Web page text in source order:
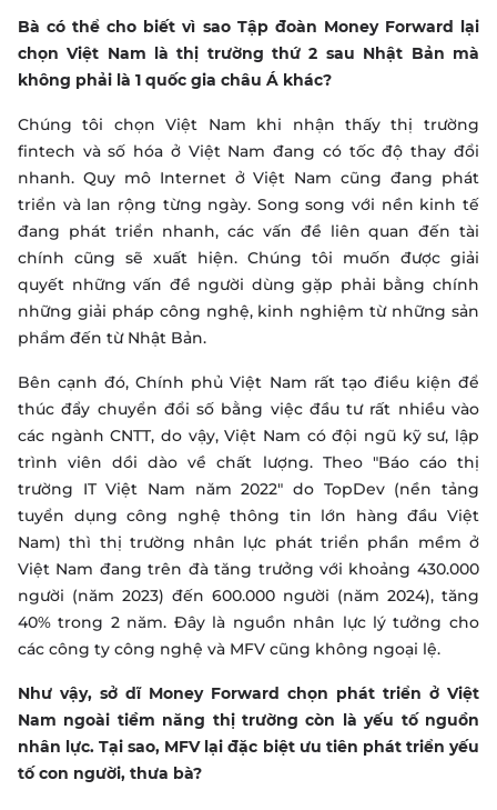
Bà có thể cho biết vì sao Tập đoàn Money Forward lại
chọn Việt Nam là thị trường thứ 2 sau Nhật Bản mà
không phải là 1 quốc gia châu Á khác?
Chúng tôi chọn Việt Nam khi nhận thấy thị trường
fintech và số hóa ở Việt Nam đang có tốc độ thay đổi
nhanh. Quy mô Internet ở Việt Nam cũng đang phát
triển và lan rộng từng ngày. Song song với nền kinh tế
đang phát triển nhanh, các vấn đề liên quan đến tài
chính cũng sẽ xuất hiện. Chúng tôi muốn được giải
quyết những vấn đề người dùng gặp phải bằng chính
những giải pháp công nghệ, kinh nghiệm từ những sản
phẩm đến từ Nhật Bản.
Bên cạnh đó, Chính phủ Việt Nam rất tạo điều kiện để
thúc đẩy chuyển đổi số bằng việc đầu tư rất nhiều vào
các ngành CNTT, do vậy, Việt Nam có đội ngũ kỹ sư, lập
trình viên dồi dào về chất lượng. Theo "Báo cáo thị
trường IT Việt Nam năm 2022" do TopDev (nền tảng
tuyển dụng công nghệ thông tin lớn hàng đầu Việt
Nam) thì thị trường nhân lực phát triển phần mềm ở
Việt Nam đang trên đà tăng trưởng với khoảng 430.000
người (năm 2023) đến 600.000 người (năm 2024), tăng
40% trong 2 năm. Đây là nguồn nhân lực lý tưởng cho
các công ty công nghệ và MFV cũng không ngoại lệ.
Như vậy, sở dĩ Money Forward chọn phát triển ở Việt
Nam ngoài tiềm năng thị trường còn là yếu tố nguồn
nhân lực. Tại sao, MFV lại đặc biệt ưu tiên phát triển yếu
tố con người, thưa bà?